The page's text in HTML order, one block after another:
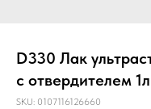
D330 Лак
с отвердителем
SKU: 0107116126660